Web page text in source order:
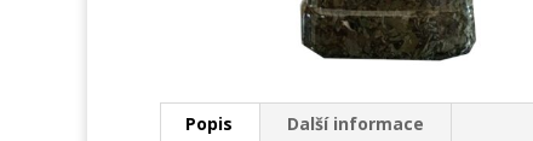
Popis Další informace